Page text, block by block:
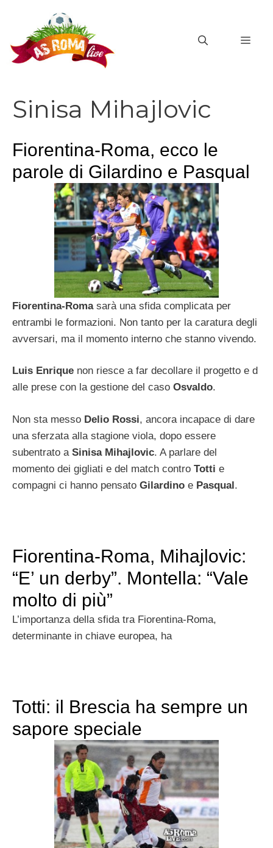
contenuto
Sinisa Mihajlovic
Fiorentina-Roma, ecco le
parole di Gilardino e Pasqual
Fiorentina-Romasarà una sfida complicata per
entrambi le formazioni. Non tanto per la caratura degli
avversari, ma il momento interno che stanno vivendo.
Luis Enrique non riesce a far decollare il progetto e d
alle prese con la gestione del caso Osvaldo.
Non sta messo Delio Rossi, ancora incapace di dare
una sferzata alla stagione viola, dopo essere
subentrato a Sinisa Mihajlovic. A parlare del
momento dei gigliati e del match contro Totti e
compagni ci hanno pensato Gilardino e Pasqual.
Fiorentina-Roma, Mihajlovic:
“E’ un derby”. Montella: “Vale
molto di più”
L’importanza della sfida tra Fiorentina-Roma,
determinante in chiave europea, ha
Totti: il Brescia ha sempre un
sapore speciale